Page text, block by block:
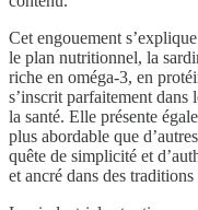
Cet engouement
le plan nutritionnel, la
riche en oméga-3, en
s’inscrit parfaitement dans
la santé. Elle présente
plus abordable que
quête de simplicité et
et ancré dans des